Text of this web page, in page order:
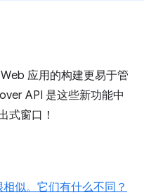
应用的构建更易于管
API 是这些新功能中
式窗口！
似。它们有什么不同？